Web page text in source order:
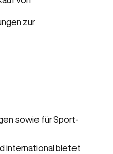
zur
sowie für Sport-
international bietet